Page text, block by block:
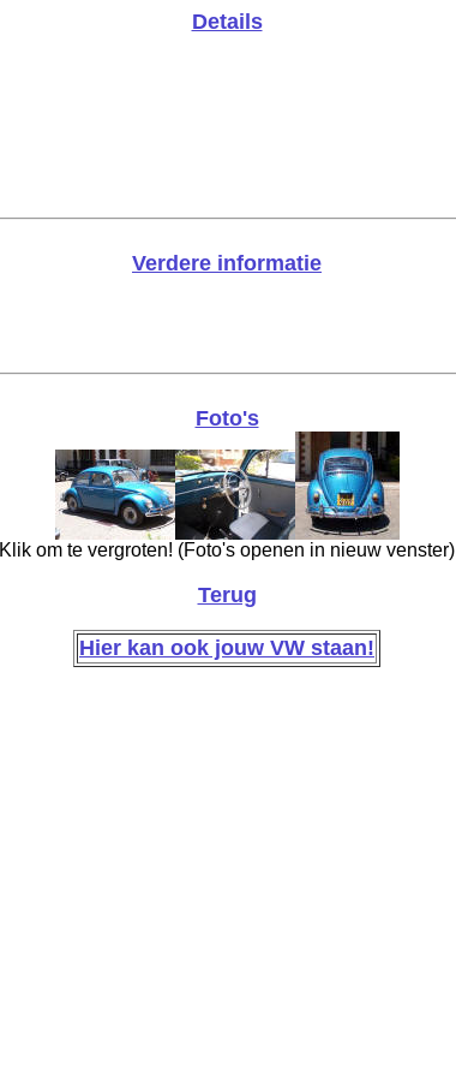
Details
Verdere informatie
Foto's
Klik om te vergroten! (Foto's openen in nieuw venster)
Terug
Hier kan ook jouw VW staan!